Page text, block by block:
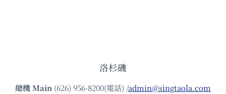
洛杉磯
總機Main (626) 956-8200(電話) /admin@singtaola.com